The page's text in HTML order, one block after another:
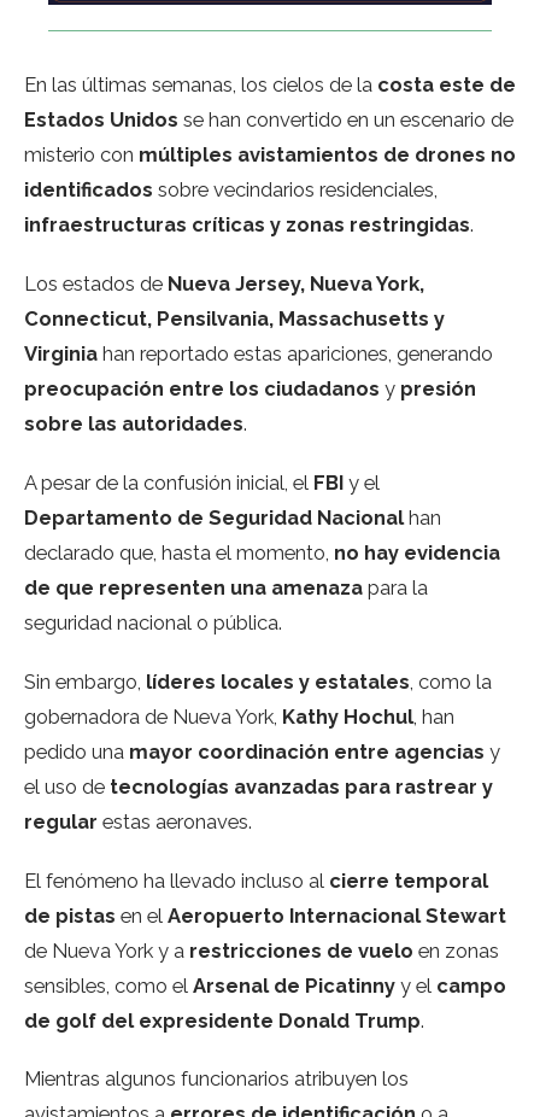
En las últimas semanas, los cielos de la costa este de
Estados Unidos se han convertido en un escenario de
misterio con múltiples avistamientos de drones no
identificados sobre vecindarios residenciales,
infraestructuras críticas y zonas restringidas.
Los estados de Nueva Jersey, Nueva York,
Connecticut, Pensilvania, Massachusetts y
Virginia han reportado estas apariciones, generando
preocupación entre los ciudadanos y presión
sobre las autoridades.
A pesar de la confusión inicial, el FBI y el
Departamento de Seguridad Nacionalhan
declarado que, hasta el momento, no hay evidencia
de que representen una amenaza para la
seguridad nacional o pública.
Sin embargo, líderes locales y estatales , como la
gobernadora de Nueva York, Kathy Hochul, han
pedido una mayor coordinación entre agencias y
el uso de tecnologías avanzadas para rastrear y
regular estas aeronaves.
El fenómeno ha llevado incluso al cierre temporal
de pistas en el Aeropuerto Internacional Stewart
de Nueva York y a restricciones de vuelo en zonas
sensibles, como el Arsenal de Picatinny y el campo
de golf del expresidente Donald Trump.
Mientras algunos funcionarios atribuyen los